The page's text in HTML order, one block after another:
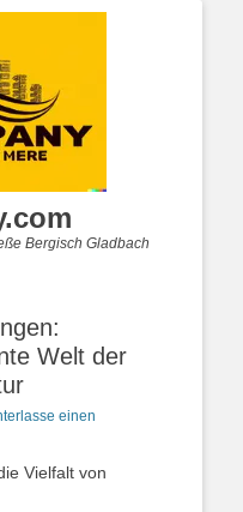
Bergisch Gladbach
Welt der
einen
Vielfalt von